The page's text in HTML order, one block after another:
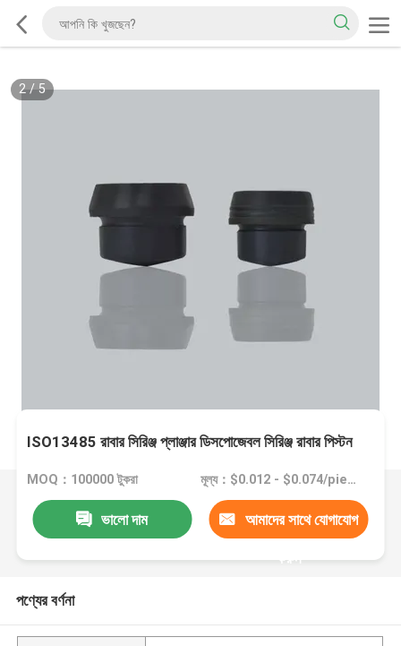
2/5
ISO13485 রাবার সিরিঞ্জ প্লাঞ্জার ডিসপোজেবল সিরিঞ্জ রাবার পিস্টন
MOQ：100000 টুকরা মূল্য：$0.012 - $0.074/pieces
ভালো দাম আমাদের সাথে যোগাযোগ
করুন
পণ্যের বর্ণনা